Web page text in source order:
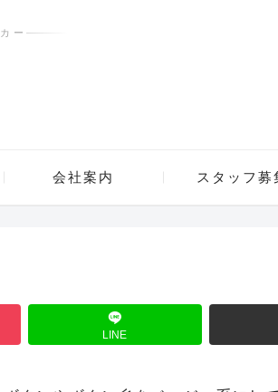
ー
会社案内 スタッフ募
LINE